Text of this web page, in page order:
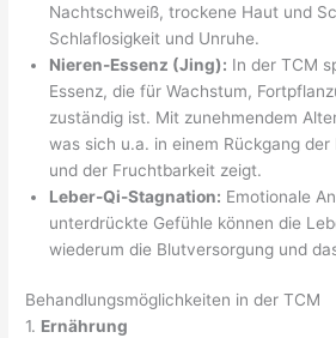
Nachtschweiß, trockene Haut und
Schlaflosigkeit und Unruhe.
Nieren-Essenz (Jing): In der TCM
Essenz, die für Wachstum,
zuständig ist. Mit zunehmendem
was sich u.a. in einem Rückgang
und der Fruchtbarkeit zeigt.
Leber-Qi-Stagnation: Emotionale
unterdrückte Gefühle können die
wiederum die Blutversorgung und
Behandlungsmöglichkeiten in der TCM
1. Ernährung